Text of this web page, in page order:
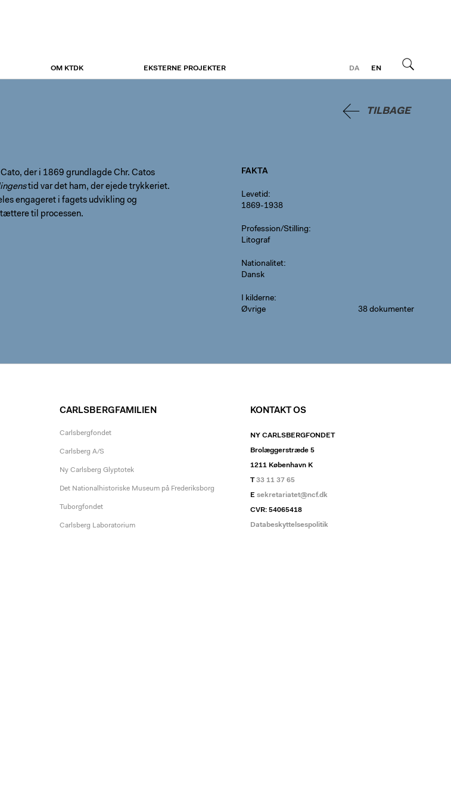
DA
EN
OM KTDK EKSTERNE PROJEKTER
TILBAGE
der i 1869 grundlagde Chr. Catos
tid var det ham, der ejede trykkeriet.
engageret i fagets udvikling og
til processen.
FAKTA
Levetid
1869-1938
Profession/Stilling
Litograf
Nationalitet
Dansk
I kilderne
Øvrige
38 dokumenter
CARLSBERGFAMILIEN
Carlsbergfondet
Carlsberg A/S
Ny Carlsberg Glyptotek
Det Nationalhistoriske Museum på Frederiksborg
Tuborgfondet
Carlsberg Laboratorium
KONTAKT OS
NY CARLSBERGFONDET
Brolæggerstræde 5
1211 København K
T33 11 37 65
E sekretariatet@ncf.dk
CVR: 54065418
Databeskyttelsespolitik